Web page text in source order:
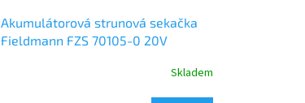
Akumulátorová strunová sekačka
Fieldmann FZS 70105-0 20V
Skladem